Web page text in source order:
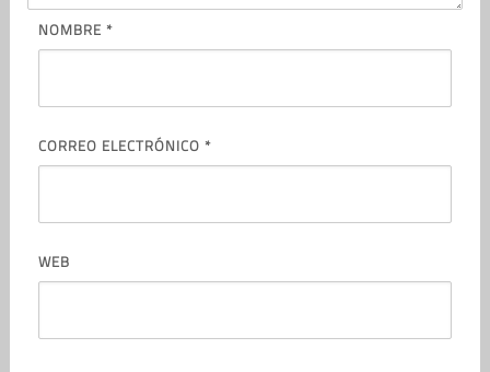
NOMBRE *
CORREO ELECTRÓNICO *
WEB